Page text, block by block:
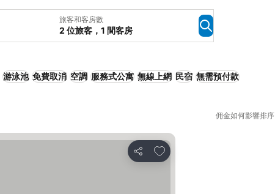
旅客和客房數
2 位旅客，1 間客房
游泳池 免費取消 空調 服務式公寓 無線上網 民宿 無需預付款
佣金如何影響排序
分享
加入我的最愛